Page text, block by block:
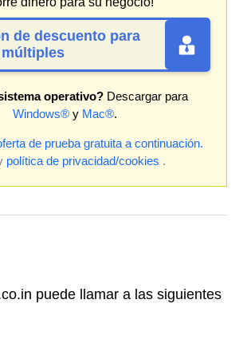
de descuento para
operativo? Descargar para
Windows®y Mac®.
de prueba gratuita a continuación.
política de privacidad/cookies .
puede llamar a las siguientes